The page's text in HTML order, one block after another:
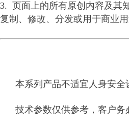
3. 页面上的所有原创内容及其
复制、修改、分发或用于商业用
本系列产品不适宜人身安全
技术参数仅供参考，客户务